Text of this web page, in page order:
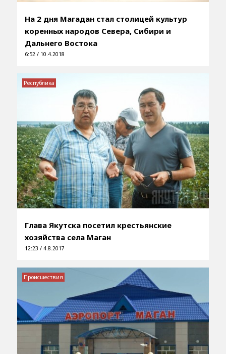
На 2 дня Магадан стал столицей культур
коренных народов Севера, Сибири и
Дальнего Востока
6:52 / 10.4.2018
Глава Якутска посетил крестьянские
хозяйства села Маган
12:23 / 4.8.2017
Республика
Происшествия